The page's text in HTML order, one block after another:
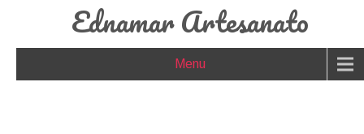
Ednamar Artesanato
Menu